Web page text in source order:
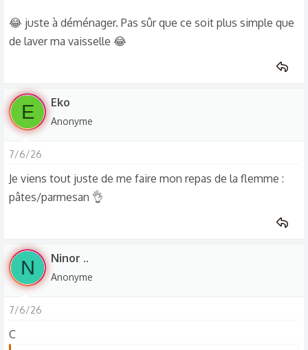
😂 juste à déménager. Pas sûr que ce soit plus simple que
de laver ma vaisselle 😂
E Eko
Anonyme
7/6/26
Je viens tout juste de me faire mon repas de la flemme :
pâtes/parmesan 👌
N Ninor ..
Anonyme
7/6/26
C